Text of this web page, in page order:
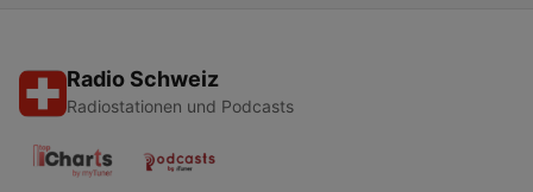
Radio Schweiz
Radiostationen und Podcasts